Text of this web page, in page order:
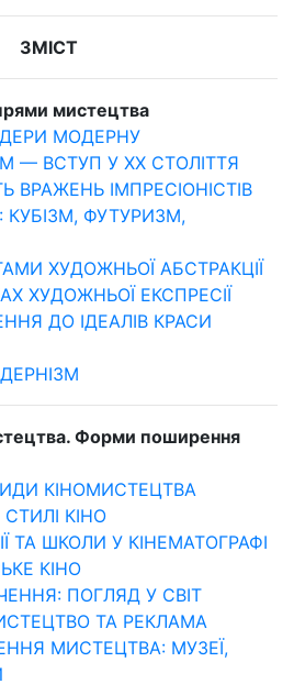
ЗМІСТ
мистецтва
МОДЕРНУ
— ВСТУП У XX СТОЛІТТЯ
ВРАЖЕНЬ ІМПРЕСІОНІСТІВ
КУБІЗМ, ФУТУРИЗМ,
ХУДОЖНЬОЇ АБСТРАКЦІЇ
ХУДОЖНЬОЇ ЕКСПРЕСІЇ
ДО ІДЕАЛІВ КРАСИ
Форми поширення
КІНОМИСТЕЦТВА
КІНО
ТА ШКОЛИ У КІНЕМАТОГРАФІ
КІНО
ПОГЛЯД У СВІТ
ТА РЕКЛАМА
МИСТЕЦТВА: МУЗЕЇ,